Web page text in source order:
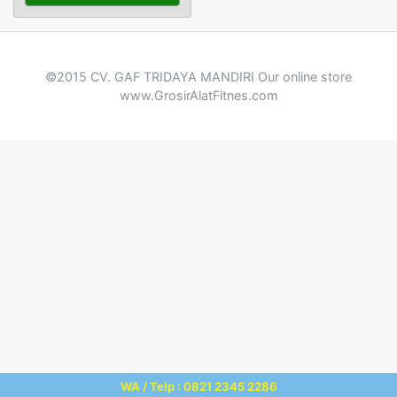
©2015 CV. GAF TRIDAYA MANDIRI Our online store
www.GrosirAlatFitnes.com
WA / Telp : 0821 2345 2286